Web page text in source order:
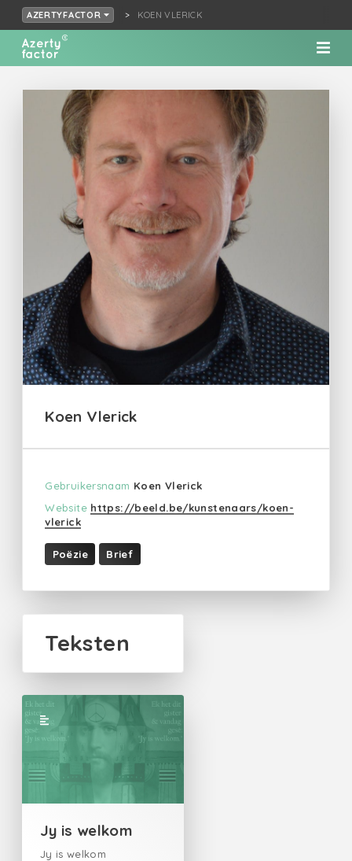
AZERTYFACTOR KOEN VLERICK
Koen Vlerick
Gebruikersnaam Koen Vlerick
Website https://beeld.be/kunstenaars/koen-
vlerick
Poëzie Brief
Teksten
Jy is welkom
Jy is welkom